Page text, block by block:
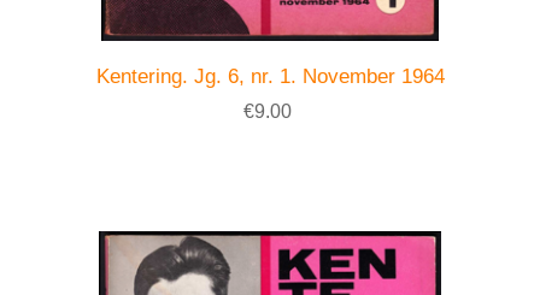
Kentering. Jg. 6, nr. 1. November 1964
€9.00